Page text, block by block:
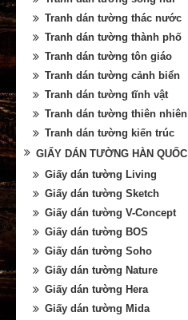
Tranh dán tường thác nước
Tranh dán tường thành phố
Tranh dán tường tôn giáo
Tranh dán tường cảnh biển
Tranh dán tường tĩnh vật
Tranh dán tường thiên nhiên
Tranh dán tường kiến trúc
GIẤY DÁN TƯỜNG HÀN QUỐC
Giấy dán tường Living
Giấy dán tường Sketch
Giấy dán tường V-Concept
Giấy dán tường BOS
Giấy dán tường Soho
Giấy dán tường Nature
Giấy dán tường Hera
Giấy dán tường Mida